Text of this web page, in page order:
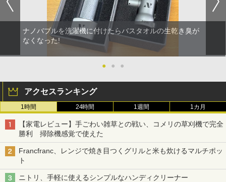
ナノバブルを洗濯機に付けたらバスタオルの生乾き臭が
なくなった!
● ● ●
アクセスランキング
1時間 24時間 1週間 1カ月
【家電レビュー】手ごわい雑草との戦い、コメリの草刈機で完全
勝利 掃除機感覚で使えた
Francfranc、レンジで焼き目つくグリルと米も炊けるマルチポッ
ト
ニトリ、手軽に使えるシンプルなハンディクリーナー